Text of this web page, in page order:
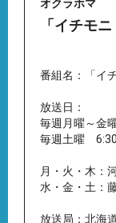
オクラホマ
「イチモ
番組名：「イ
放送日：
毎週月曜～金
毎週土曜
月・火・木：
水・金・土：
放送局：北海